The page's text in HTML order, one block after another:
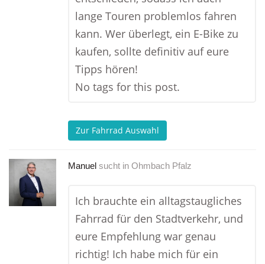
lange Touren problemlos fahren
kann. Wer überlegt, ein E-Bike zu
kaufen, sollte definitiv auf eure
Tipps hören!
No tags for this post.
Zur Fahrrad Auswahl
Manuel sucht in Ohmbach Pfalz
Ich brauchte ein alltagstaugliches
Fahrrad für den Stadtverkehr, und
eure Empfehlung war genau
richtig! Ich habe mich für ein